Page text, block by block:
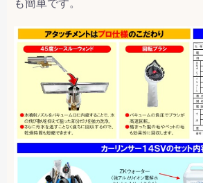
も簡単です。